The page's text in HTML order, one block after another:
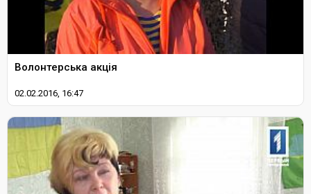
Волонтерська акція
02.02.2016, 16:47